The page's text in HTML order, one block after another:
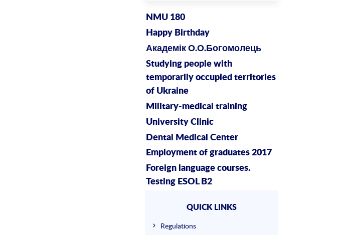
NMU 180
Happy Birthday
Академік О.О.Богомолець
Studying people with
temporarily occupied territories
of Ukraine
Military-medical training
University Clinic
Dental Medical Center
Employment of graduates 2017
Foreign language courses.
Testing ESOL B2
QUICK LINKS
Regulations